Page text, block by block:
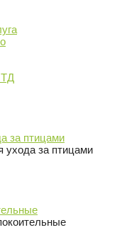
ТД
за птицами
ухода за птицами